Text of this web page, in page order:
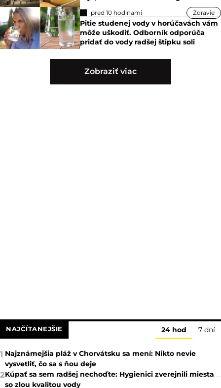
pred 10 hodinami Zdravie
Pitie studenej vody v horúčavách vám
môže uškodiť. Odborník odporúča
pridať do vody radšej štipku soli
Zobraziť viac
NAJČÍTANEJŠIE 24 hod 7 dní
1 Najznámejšia pláž v Chorvátsku sa mení: Nikto nevie
vysvetliť, čo sa s ňou deje
2Kúpať sa sem radšej nechoďte: Hygienici zverejnili miesta
so zlou kvalitou vody